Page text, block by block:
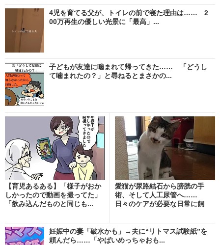
4児を育てる父が、トイレの前で寝た理由は…… 2
00万再生の優しい光景に「最高」...
子どもが友達に噛まれて帰ってきた…… 「どうし
て噛まれたの？」と尋ねるとまさかの...
【育児あるある】「様子がおか
しかったので動画を撮ってた」
「飲み込んだものと同じも...
愛猫が尿路結石から膀胱の手
術、そして人工尿管へ……
日々のケアが必要な日常に飼
妊娠中の妻「破水かも」→夫に“リトマス試験紙”を
頼んだら……「やばいめっちゃおも...